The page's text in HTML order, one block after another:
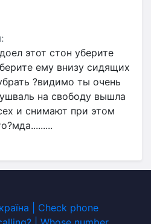
этот стон уберите
ему внизу сидящих
?видимо ты очень
на свободу вышла
и снимают при этом
| Check phone